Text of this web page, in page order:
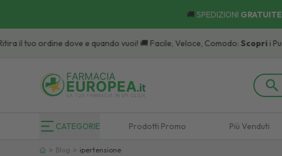
🚚 SPEDIZIONI GRATUITE
dove e quando vuoi! 🚚 Facile, Veloce, Comodo:Scoprii Punti di Ritiro.
CATEGORIE Prodotti Promo Più Venduti
> Blog > ipertensione